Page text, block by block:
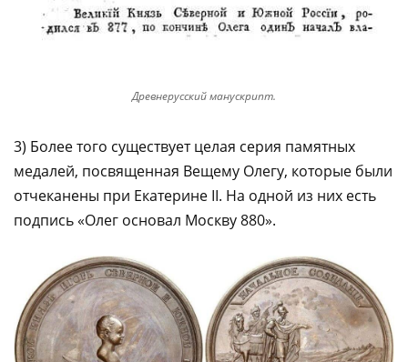
Древнерусский манускрипт.
3) Более того существует целая серия памятных
медалей, посвященная Вещему Олегу, которые были
отчеканены при Екатерине II. На одной из них есть
подпись «Олег основал Москву 880».